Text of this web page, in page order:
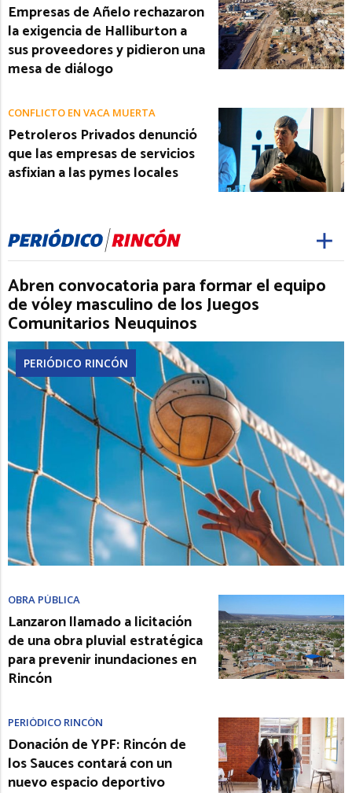
Empresas de Añelo rechazaron
la exigencia de Halliburton a
sus proveedores y pidieron una
mesa de diálogo
CONFLICTO EN VACA MUERTA
Petroleros Privados denunció
que las empresas de servicios
asfixian a las pymes locales
Abren convocatoria para formar el equipo
de vóley masculino de los Juegos
Comunitarios Neuquinos
PERIÓDICO RINCÓN
OBRA PÚBLICA
Lanzaron llamado a licitación
de una obra pluvial estratégica
para prevenir inundaciones en
Rincón
PERIÓDICO RINCÓN
Donación de YPF: Rincón de
los Sauces contará con un
nuevo espacio deportivo